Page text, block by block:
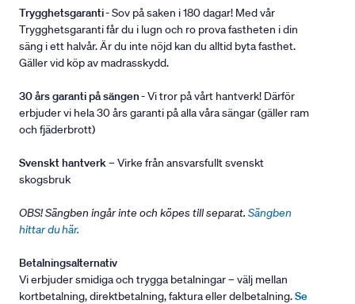
Trygghetsgaranti- Sov på saken i 180 dagar! Med vår
Trygghetsgaranti får du i lugn och ro prova fastheten i din
säng i ett halvår. Är du inte nöjd kan du alltid byta fasthet.
Gäller vid köp av madrasskydd.
30 års garanti på sängen- Vi tror på vårt hantverk! Därför
erbjuder vi hela 30 års garanti på alla våra sängar (gäller ram
och fjäderbrott)
Svenskt hantverk– Virke från ansvarsfullt svenskt
skogsbruk
OBS! Sängben ingår inte och köpes till separat. Sängben
hittar du här.
Betalningsalternativ
Vi erbjuder smidiga och trygga betalningar – välj mellan
kortbetalning, direktbetalning, faktura eller delbetalning.Se